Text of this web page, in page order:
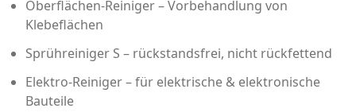
Oberflächen-Reiniger – Vorbehandlung von
Klebeflächen
Sprühreiniger S – rückstandsfrei, nicht rückfettend
Elektro-Reiniger – für elektrische & elektronische
Bauteile